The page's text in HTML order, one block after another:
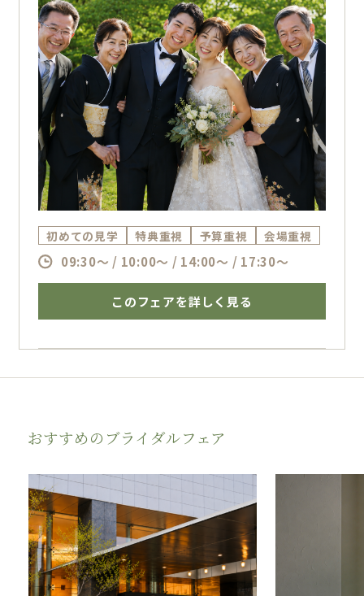
初めての見学 特典重視 予算重視 会場重視
09:30～ / 10:00～ / 14:00～ / 17:30～
このフェアを詳しく見る
おすすめのブライダルフェア